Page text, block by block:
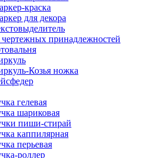
краска
для декора
принадлежностей
Козья ножка
гелевая
шариковая
пиши-стирай
каппилярная
перьевая
роллер